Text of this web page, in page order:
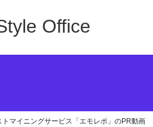
Office
トマイニングサービス「エモレポ」のPR動画